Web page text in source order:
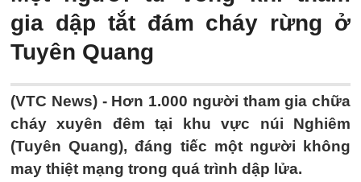
gia dập tắt đám cháy rừng ở
Tuyên Quang
(VTC News) - Hơn 1.000 người tham gia chữa
cháy xuyên đêm tại khu vực núi Nghiêm
(Tuyên Quang), đáng tiếc một người không
may thiệt mạng trong quá trình dập lửa.